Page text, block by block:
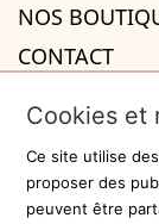
NOS
CONTACT
Recevez la
Cookies et
Ce site utilise
proposer des
peuvent être